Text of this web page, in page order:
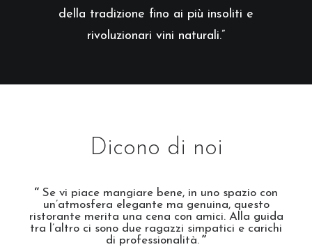
della tradizione fino ai più insoliti e
rivoluzionari vini naturali.”
Dicono di noi
Se vi piace mangiare bene, in uno spazio con
un’atmosfera elegante ma genuina, questo
ristorante merita una cena con amici. Alla guida
tra l’altro ci sono due ragazzi simpatici e carichi
di professionalità.